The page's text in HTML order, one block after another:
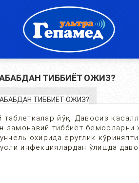
ТИББИЁТ ОЖИЗ?
йўқ. Давосиз
замонавий тиббиёт беморларни
охирида ёруғлик
инфекциялардан ўлишда